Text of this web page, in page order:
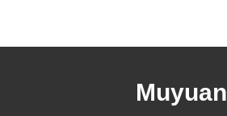
Muyuan